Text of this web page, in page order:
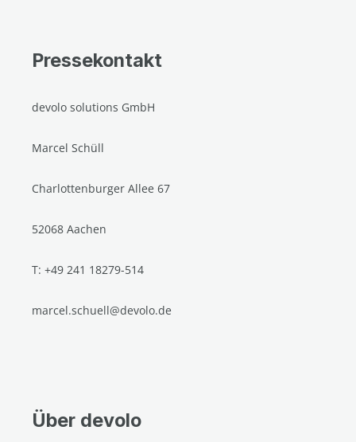
Pressekontakt
devolo solutions GmbH
Marcel Schüll
Charlottenburger Allee 67
52068 Aachen
T: +49 241 18279-514
marcel.schuell@devolo.de
Über devolo